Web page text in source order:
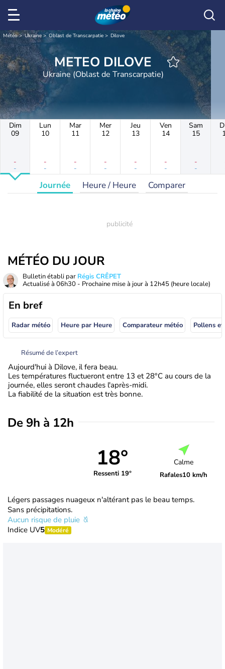
Météo Ukraine Oblast de Transcarpatie Dilove
METEO DILOVE
Ukraine (Oblast de Transcarpatie)
Dim
09
-
-
Lun
10
-
-
Mar
11
-
-
Mer
12
-
-
Jeu
13
-
-
Ven
14
-
-
Sam
15
-
-
Journée Heure / Heure Comparer
MÉTÉO DU JOUR
Bulletin établi par Régis CRÊPET
Actualisé à 06h30 - Prochaine mise à jour à 12h45 (heure locale)
En bref
Radar météo Heure par Heure Comparateur météo Pollens
Résumé de l’expert
Aujourd'hui à Dilove, il fera beau.
Les températures fluctueront entre 13 et 28°C au cours de la
journée, elles seront chaudes l'après-midi.
La fiabilité de la situation est très bonne.
De 9h à 12h
18°
Ressenti 19°
Calme
Rafales10 km/h
Légers passages nuageux n'altérant pas le beau temps.
Sans précipitations.
Aucun risque de pluie
Indice UV5 Modéré